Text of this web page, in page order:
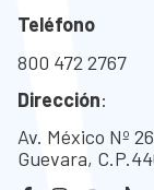
Teléfono
800 472 2767
Dirección:
Av. México Nº
Guevara,